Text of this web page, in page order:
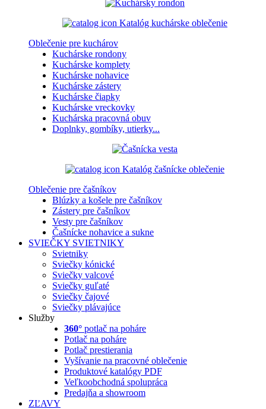
Katalóg kuchárske oblečenie
Oblečenie pre kuchárov
Kuchárske rondony
Kuchárske komplety
Kuchárske nohavice
Kuchárske zástery
Kuchárske čiapky
Kuchárske vreckovky
Kuchárska pracovná obuv
Doplnky, gombíky, utierky...
Katalóg čašnícke oblečenie
Oblečenie pre čašníkov
Blúzky a košele pre čašníkov
Zástery pre čašníkov
Vesty pre čašníkov
Čašnícke nohavice a sukne
SVIEČKY SVIETNIKY
Svietniky
Sviečky kónické
Sviečky valcové
Sviečky guľaté
Sviečky čajové
Sviečky plávajúce
Služby
360° potlač na poháre
Potlač na poháre
Potlač prestierania
Vyšívanie na pracovné oblečenie
Produktové katalógy PDF
Veľkoobchodná spolupráca
Predajňa a showroom
ZĽAVY